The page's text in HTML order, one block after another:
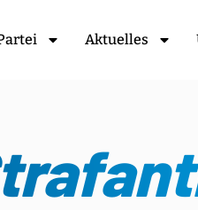
Aktuelles